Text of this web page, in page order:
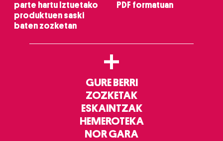
parte hartu Iztuetako
produktuen saski
baten zozketan
PDF formatuan
+
GURE BERRI
ZOZKETAK
ESKAINTZAK
HEMEROTEKA
NOR GARA